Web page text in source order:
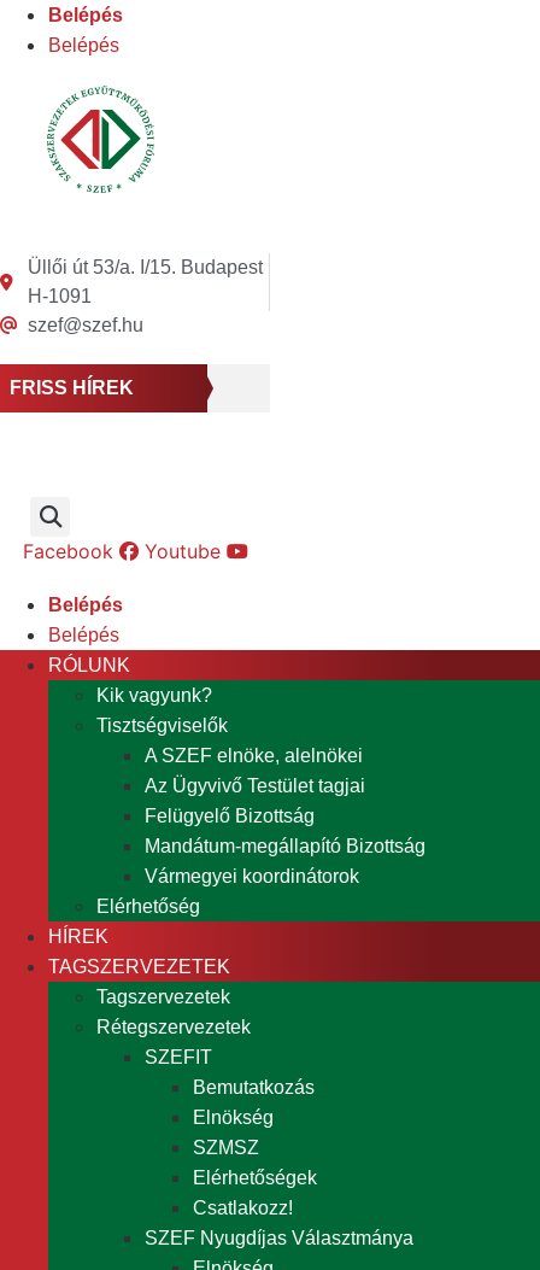
UgrásBelépés
Belépés
Üllői út 53/a. I/15. Budapest
H-1091
szef@szef.hu
FRISS HÍREK
Facebook Youtube
Belépés
Belépés
RÓLUNK
Kik vagyunk?
Tisztségviselők
A SZEF elnöke, alelnökei
Az Ügyvivő Testület tagjai
Felügyelő Bizottság
Mandátum-megállapító Bizottság
Vármegyei koordinátorok
Elérhetőség
HÍREK
TAGSZERVEZETEK
Tagszervezetek
Rétegszervezetek
SZEFIT
Bemutatkozás
Elnökség
SZMSZ
Elérhetőségek
Csatlakozz!
SZEF Nyugdíjas Választmánya